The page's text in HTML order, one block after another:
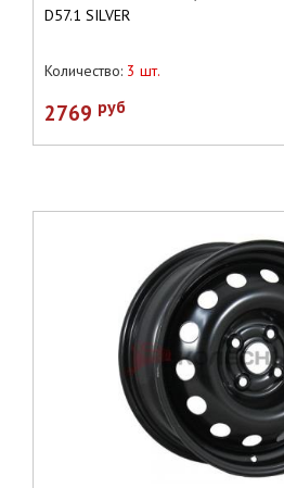
D57.1 SILVER
Количество: 3 шт.
2769 руб